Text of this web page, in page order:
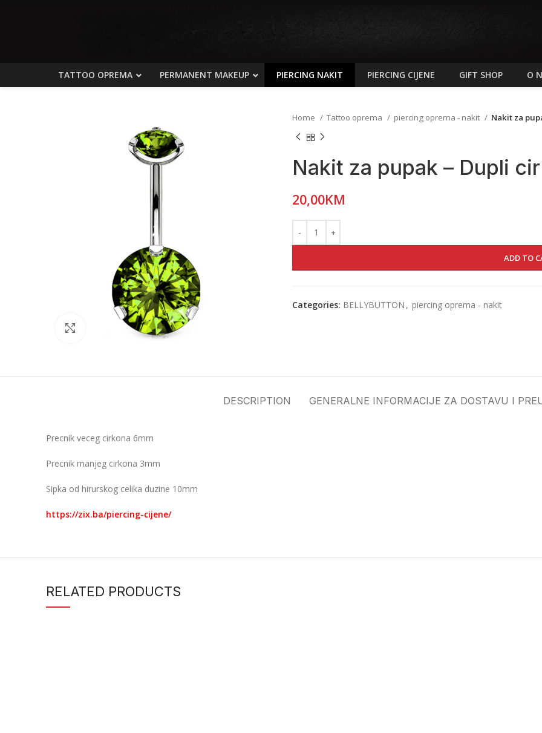
TATTOO OPREMA PERMANENT MAKEUP PIERCING NAKIT PIERCING CIJENE GIFT SHOP O
Click to enlarge
Home Tattoo oprema piercing oprema - nakit Nakit za
Nakit za pupak – Dupli
20,00KM
ADD TO
Categories: BELLYBUTTON , piercing oprema - nakit
DESCRIPTION GENERALNE INFORMACIJE ZA DOSTAVU I
Precnik veceg cirkona 6mm
Precnik manjeg cirkona 3mm
Sipka od hirurskog celika duzine 10mm
https://zix.ba/piercing-cijene/
RELATED PRODUCTS